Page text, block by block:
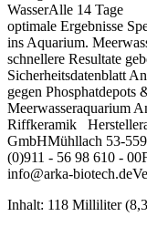
WasserAlle 14 Tage
optimale Ergebnisse
ins Aquarium.
schnellere Resultate
Sicherheitsdatenblatt
gegen
Meerwasseraquarium
Riffkeramik
GmbHMühllach 53-
(0)911 - 56 98 610 -
info@arka-
Inhalt: 118 Milliliter